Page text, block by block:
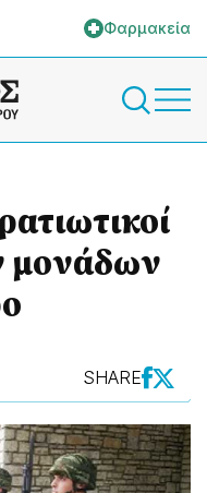
Φαρμακεία
μονάδων
SHARE